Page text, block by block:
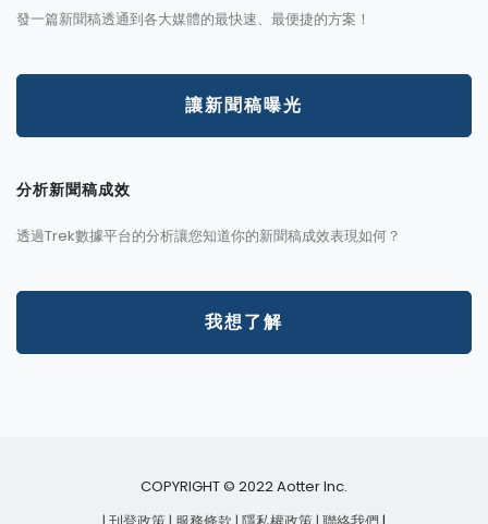
發一篇新聞稿透通到各大媒體的最快速、最便捷的方案！
讓新聞稿曝光
分析新聞稿成效
透過Trek數據平台的分析讓您知道你的新聞稿成效表現如何？
我想了解
COPYRIGHT © 2022 Aotter Inc.